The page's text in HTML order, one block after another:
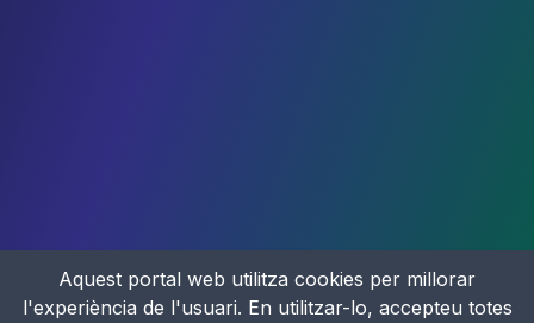
Aquest portal web utilitza cookies per millorar
l'experiència de l'usuari. En utilitzar-lo, accepteu totes